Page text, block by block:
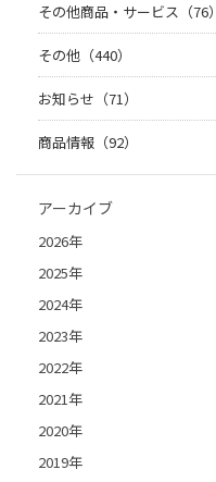
その他商品・サービス（76）
その他（440）
お知らせ（71）
商品情報（92）
アーカイブ
2026年
2025年
2024年
2023年
2022年
2021年
2020年
2019年